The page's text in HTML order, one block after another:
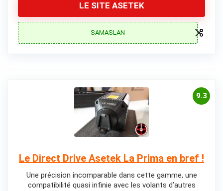
LE SITE ASETEK
SAMASLAN
9.3
Le Direct Drive Asetek La Prima en bref !
Une précision incomparable dans cette gamme, une
compatibilité quasi infinie avec les volants d’autres